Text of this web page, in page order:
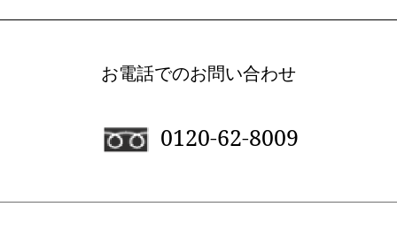
お電話でのお問い合わせ
0120-62-8009